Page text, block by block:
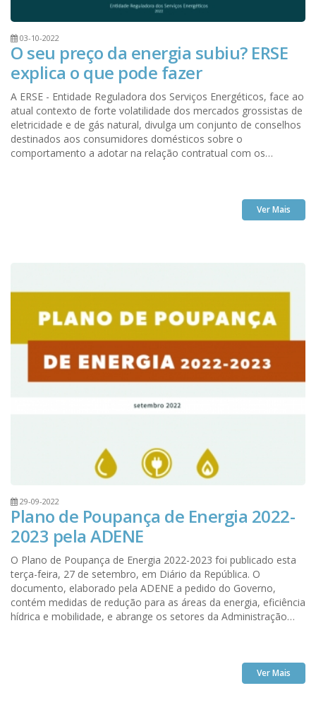
03-10-2022
O seu preço da energia subiu? ERSE
explica o que pode fazer
A ERSE - Entidade Reguladora dos Serviços Energéticos, face ao
atual contexto de forte volatilidade dos mercados grossistas de
eletricidade e de gás natural, divulga um conjunto de conselhos
destinados aos consumidores domésticos sobre o
comportamento a adotar na relação contratual com os
Ver Mais
29-09-2022
Plano de Poupança de Energia 2022-
2023 pela ADENE
O Plano de Poupança de Energia 2022-2023 foi publicado esta
terça-feira, 27 de setembro, em Diário da República. O
documento, elaborado pela ADENE a pedido do Governo,
contém medidas de redução para as áreas da energia, eficiência
hídrica e mobilidade, e abrange os setores da Administração
Central. À Administração Local, empresas e cidadãos são feitas
Ver Mais